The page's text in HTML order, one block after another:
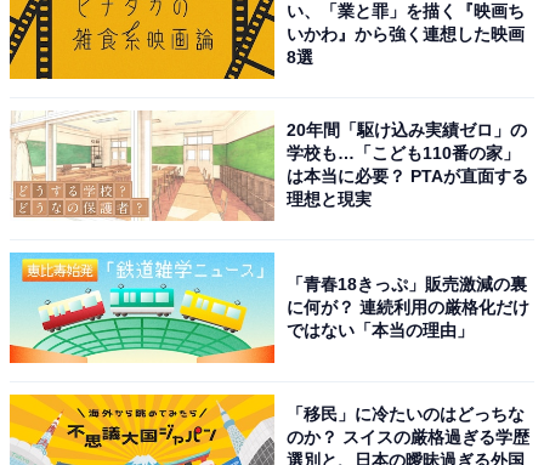
い、「業と罪」を描く『映画ち
いかわ』から強く連想した映画
8選
20年間「駆け込み実績ゼロ」の
学校も…「こども110番の家」
は本当に必要？ PTAが直面する
理想と現実
「青春18きっぷ」販売激減の裏
に何が？ 連続利用の厳格化だけ
ではない「本当の理由」
「移民」に冷たいのはどっちな
のか？ スイスの厳格過ぎる学歴
選別と、日本の曖昧過ぎる外国